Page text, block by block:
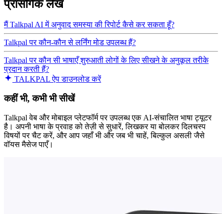
प्रासंगिक लेख
मैं Talkpal AI में अनुवाद समस्या की रिपोर्ट कैसे कर सकता हूँ?
Talkpal पर कौन-कौन से लर्निंग मोड उपलब्ध हैं?
Talkpal पर कौन सी भाषाएँ शुरुआती लोगों के लिए सीखने के अनुकूल तरीके
प्रदान करती हैं?
TALKPAL ऐप डाउनलोड करें
कहीं भी, कभी भी सीखें
Talkpal वेब और मोबाइल प्लेटफॉर्म पर उपलब्ध एक AI-संचालित भाषा ट्यूटर
है। अपनी भाषा के प्रवाह को तेज़ी से सुधारें, लिखकर या बोलकर दिलचस्प
विषयों पर चैट करें, और आप जहाँ भी और जब भी चाहें, बिल्कुल असली जैसे
वॉयस मैसेज पाएँ।